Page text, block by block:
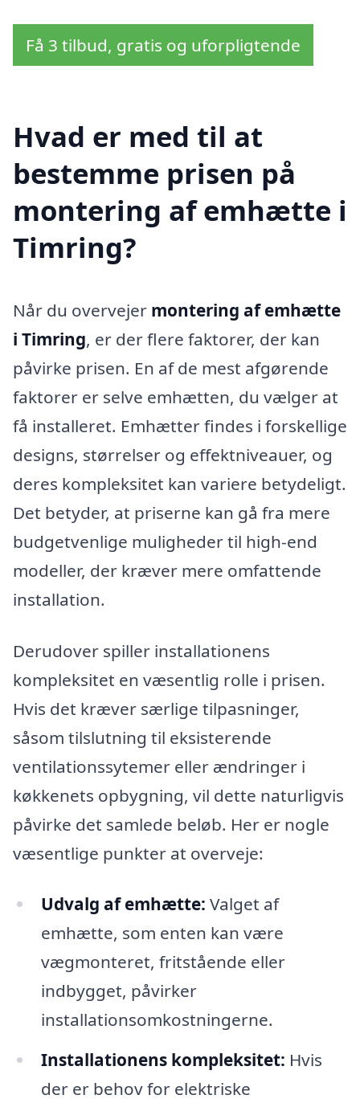
Få 3 tilbud, gratis og uforpligtende
Hvad er med til at
bestemme prisen på
montering af emhætte i
Timring?
Når du overvejer montering af emhætte
i Timring, er der flere faktorer, der kan
påvirke prisen. En af de mest afgørende
faktorer er selve emhætten, du vælger at
få installeret. Emhætter findes i forskellige
designs, størrelser og effektniveauer, og
deres kompleksitet kan variere betydeligt.
Det betyder, at priserne kan gå fra mere
budgetvenlige muligheder til high-end
modeller, der kræver mere omfattende
installation.
Derudover spiller installationens
kompleksitet en væsentlig rolle i prisen.
Hvis det kræver særlige tilpasninger,
såsom tilslutning til eksisterende
ventilationssytemer eller ændringer i
køkkenets opbygning, vil dette naturligvis
påvirke det samlede beløb. Her er nogle
væsentlige punkter at overveje:
Udvalg af emhætte: Valget af
emhætte, som enten kan være
vægmonteret, fritstående eller
indbygget, påvirker
installationsomkostningerne.
Installationens kompleksitet: Hvis
der er behov for elektriske